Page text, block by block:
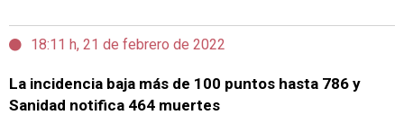
18:11 h, 21 de febrero de 2022
La incidencia baja más de 100 puntos hasta 786 y
Sanidad notifica 464 muertes